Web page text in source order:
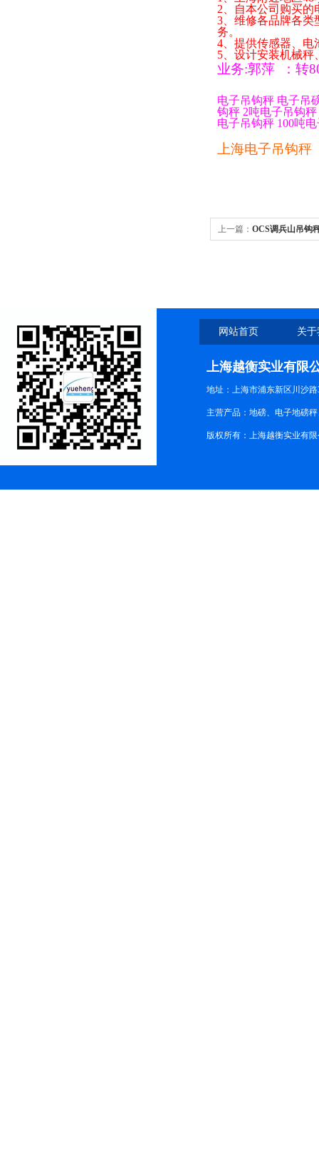
2 、自本公司购买
3 、维修各品牌各
务。
4 、提供传感器、
5 、设计安装机械
业务:郭萍 ： 转
电子吊钩秤 电子吊
钩秤 2吨电子吊钩秤
电子吊钩秤 100吨
上海电子吊钩秤
上一篇： OCS调兵山吊钩
网站首页 关
上海越衡实业有限
地址：上海市浦东新区川沙路
主营产品：地磅、电子地磅
版权所有：上海越衡实业有